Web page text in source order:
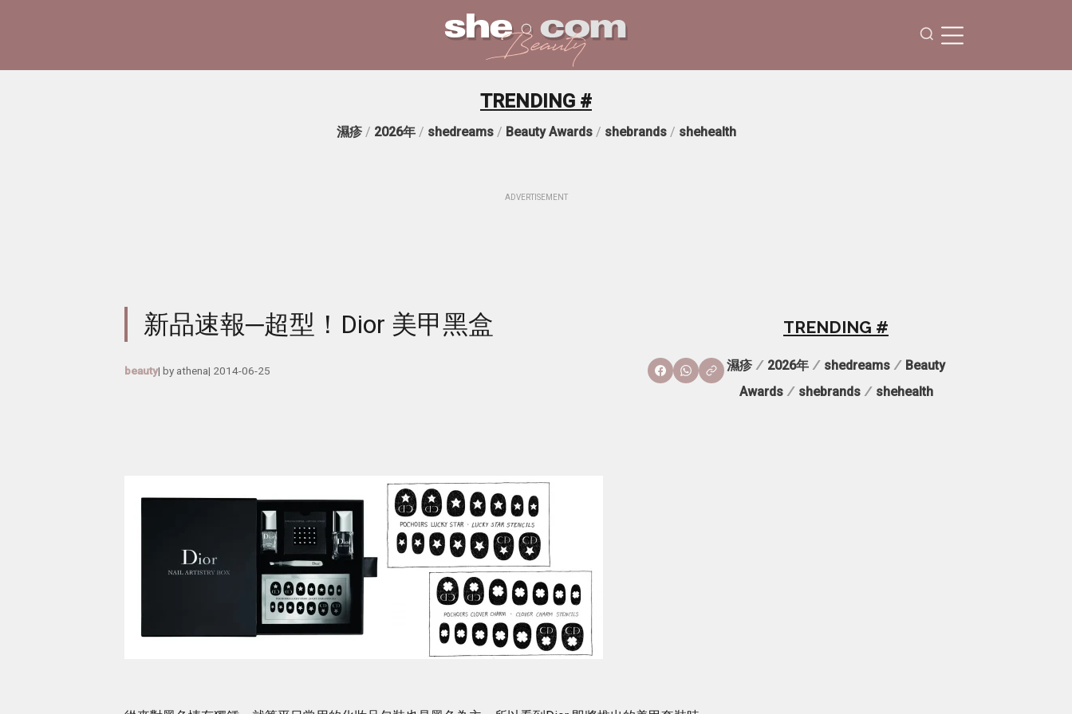
TRENDING #
濕疹/ 2026年/ shedreams/ Beauty Awards/ shebrands/ shehealth
ADVERTISEMENT
新品速報─超型！Dior 美甲黑盒
beauty| by athena| 2014-06-25
TRENDING #
濕疹 / 2026年 / shedreams / Beauty
Awards/ shebrands/ shehealth